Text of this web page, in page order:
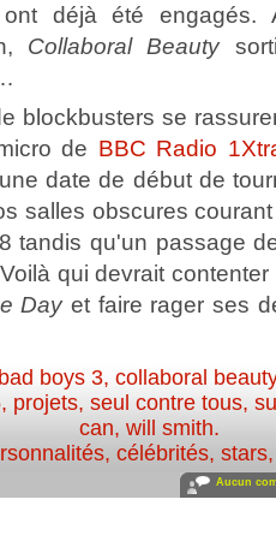
déjà été engagés.
Collaboral Beauty
blockbusters se
de BBC Radio
date de début de
salles obscures
tandis qu'un passage
qui devrait
Dayet faire rager ses
bad boys 3,collaboral
, projets,seul contre tous,
can,will smith.
célébrités, stars
Aucun